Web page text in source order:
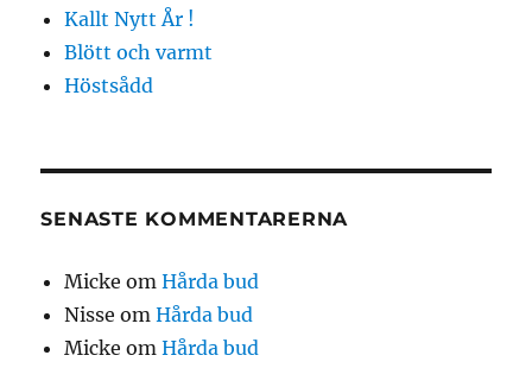
Kallt Nytt År !
Blött och varmt
Höstsådd
SENASTE KOMMENTARERNA
Micke omHårda bud
Nisse omHårda bud
Micke omHårda bud